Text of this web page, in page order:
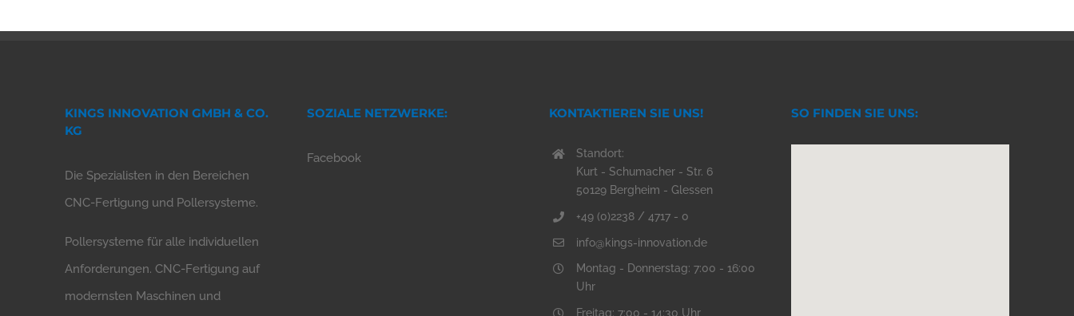
KINGS INNOVATION GMBH & CO.
KG
Die Spezialisten in den Bereichen
CNC-Fertigung und Pollersysteme.
Pollersysteme für alle individuellen
Anforderungen. CNC-Fertigung auf
modernsten Maschinen und
SOZIALE NETZWERKE:
Facebook
KONTAKTIEREN SIE UNS!
Standort:
Kurt - Schumacher - Str. 6
50129 Bergheim - Glessen
+49 (0)2238 / 4717 - 0
info@kings-innovation.de
Montag - Donnerstag: 7:00 - 16:00
Uhr
Freitag: 7:00 - 14:30 Uhr
SO FINDEN SIE UNS: